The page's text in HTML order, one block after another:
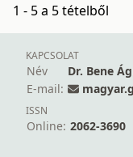
1 - 5 a 5 tételből
KAPCSOLAT
Név
Dr. Bene
E-mail:
ISSN
Online: 2062-3690